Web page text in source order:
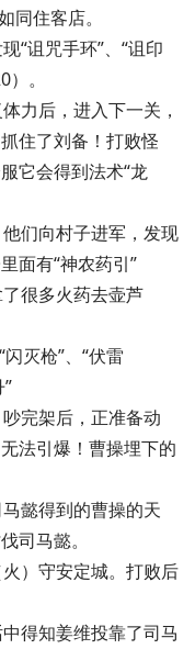
住客店。
“诅咒手环”、“诅印
。
力后，进入下一关，
住了刘备！打败怪
它会得到法术“龙
们向村子进军，发现
面有“神农药引”
很多火药去壶芦
灭枪”、“伏雷
完架后，正准备动
法引爆！曹操埋下的
懿得到的曹操的天
司马懿。
）守安定城。打败后
得知姜维投靠了司马